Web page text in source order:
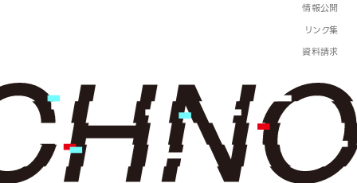
情報公開
リンク集
資料請求